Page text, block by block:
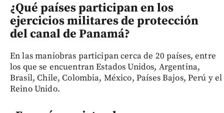
¿Qué países participan en los
ejercicios militares de protección
del canal de Panamá?
En las maniobras participan cerca de 20 países, entre
los que se encuentran Estados Unidos, Argentina,
Brasil, Chile, Colombia, México, Países Bajos, Perú y el
Reino Unido.